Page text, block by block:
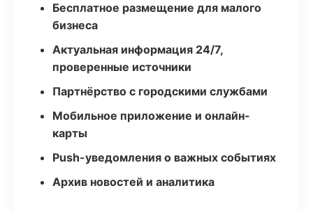
Бесплатное размещение для малого
бизнеса
Актуальная информация 24/7,
проверенные источники
Партнёрство с городскими службами
Мобильное приложение и онлайн-
карты
Push-уведомления о важных событиях
Архив новостей и аналитика